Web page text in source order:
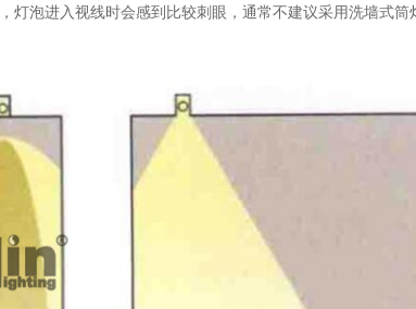
灯泡进入视线时会感到比较刺眼，通常不建议采用洗墙式筒